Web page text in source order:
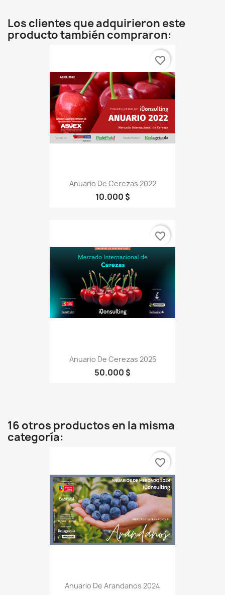
Los clientes que adquirieron este
producto también compraron:
Anuario De Cerezas 2022
10.000 $
favorite_border
Anuario De Cerezas 2025
50.000 $
favorite_border
16 otros productos en la misma
categoría:
Anuario De Arandanos 2024
favorite_border